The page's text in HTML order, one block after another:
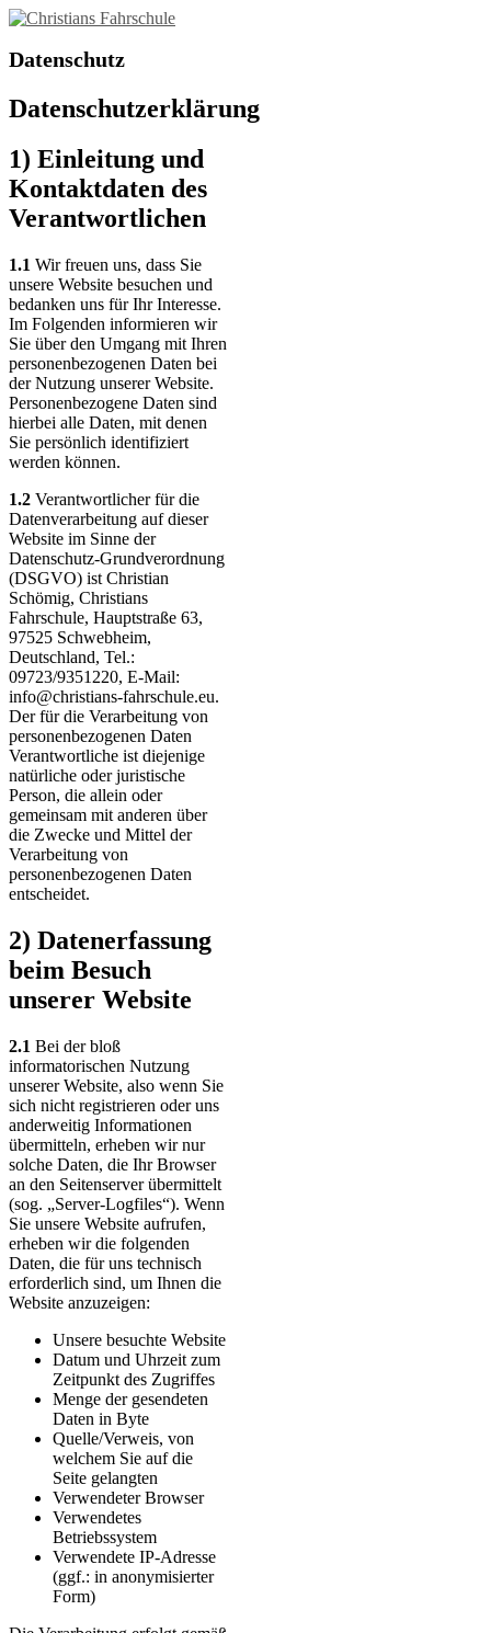
Datenschutz
Datenschutzerklärung
1) Einleitung und
Kontaktdaten des
Verantwortlichen
1.1 Wir freuen uns, dass Sie
unsere Website besuchen und
bedanken uns für Ihr Interesse.
Im Folgenden informieren wir
Sie über den Umgang mit Ihren
personenbezogenen Daten bei
der Nutzung unserer Website.
Personenbezogene Daten sind
hierbei alle Daten, mit denen
Sie persönlich identifiziert
werden können.
1.2 Verantwortlicher für die
Datenverarbeitung auf dieser
Website im Sinne der
Datenschutz-Grundverordnung
(DSGVO) ist Christian
Schömig, Christians
Fahrschule, Hauptstraße 63,
97525 Schwebheim,
Deutschland, Tel.:
09723/9351220, E-Mail:
info@christians-fahrschule.eu.
Der für die Verarbeitung von
personenbezogenen Daten
Verantwortliche ist diejenige
natürliche oder juristische
Person, die allein oder
gemeinsam mit anderen über
die Zwecke und Mittel der
Verarbeitung von
personenbezogenen Daten
entscheidet.
2) Datenerfassung
beim Besuch
unserer Website
2.1 Bei der bloß
informatorischen Nutzung
unserer Website, also wenn Sie
sich nicht registrieren oder uns
anderweitig Informationen
übermitteln, erheben wir nur
solche Daten, die Ihr Browser
an den Seitenserver übermittelt
(sog. „Server-Logfiles“). Wenn
Sie unsere Website aufrufen,
erheben wir die folgenden
Daten, die für uns technisch
erforderlich sind, um Ihnen die
Website anzuzeigen:
Unsere besuchte Website
Datum und Uhrzeit zum
Zeitpunkt des Zugriffes
Menge der gesendeten
Daten in Byte
Quelle/Verweis, von
welchem Sie auf die
Seite gelangten
Verwendeter Browser
Verwendetes
Betriebssystem
Verwendete IP-Adresse
(ggf.: in anonymisierter
Form)